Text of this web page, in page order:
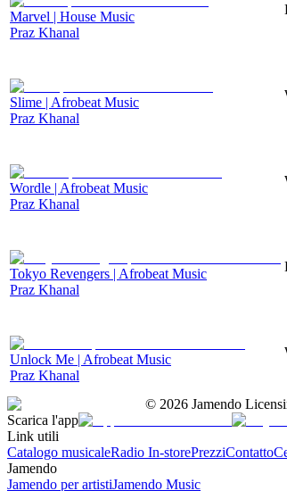
Marvel | House Music
Praz Khanal
Slime | Afrobeat Music
Praz Khanal
Wordle | Afrobeat Music
Praz Khanal
Tokyo Revengers | Afrobeat Music
Praz Khanal
Unlock Me | Afrobeat Music
Praz Khanal
© 2026 Jamendo
Scarica l'app
Link utili
Catalogo musicaleRadio In-storePrezziContatto
Jamendo
Jamendo per artistiJamendo Music